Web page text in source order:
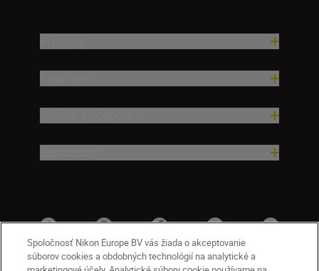
Spoločnosť Nikon Europe BV vás žiada o akceptovanie
súborov cookies a obdobných technológií na analytické a